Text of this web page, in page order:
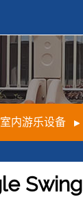
室内游乐设备
Swing